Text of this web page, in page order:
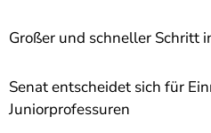
Großer und schneller Schritt
Senat entscheidet sich für
Juniorprofessuren